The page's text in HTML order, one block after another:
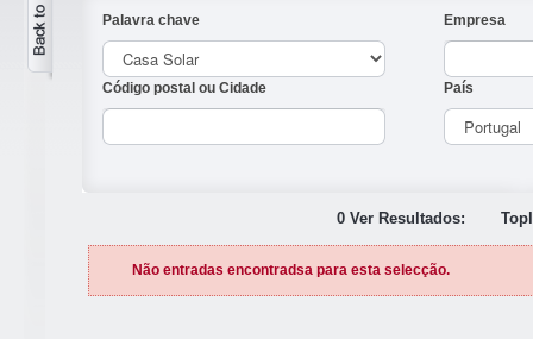
Palavra chave Empresa
Código postal ou Cidade País
0 Ver Resultados:
Não entradas encontradsa para esta selecção.